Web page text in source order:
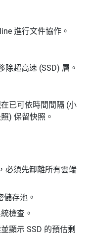
進行文件協作。
除超高速 (SSD) 層。
已可依時間間隔 (小
) 保留快照。
必須先卸離所有雲端
儲存池。
檢查。
顯示 SSD 的預估剩